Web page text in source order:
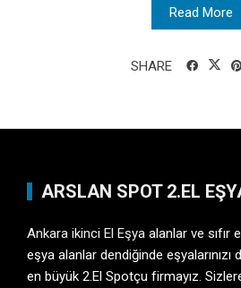
Read More
SHARE
ARSLAN SPOT 2.EL
Ankara ikinci El Eşya alanlar ve sıfır
eşya alanlar dendiğinde eşyalarınızı
en büyük 2.El Spotçu firmayız.